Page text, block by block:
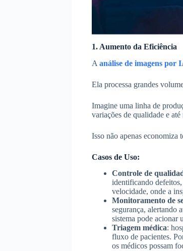
1. Aumento da Eficiência
A análise de imagens por
Ela processa grandes
Imagine uma linha de
variações de qualidade e
Isso não apenas economiza
Casos de Uso:
Controle de
identificando
velocidade, onde a
Monitoramento de
segurança, alertando
sistema pode acionar
Triagem médica:
fluxo de pacientes.
os médicos possam